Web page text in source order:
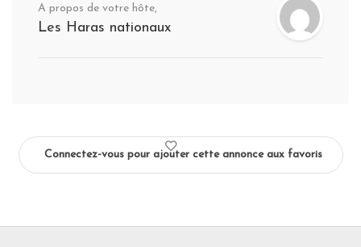
A propos de votre hôte,
Les Haras nationaux
Connectez-vous pour ajouter cette annonce aux favoris